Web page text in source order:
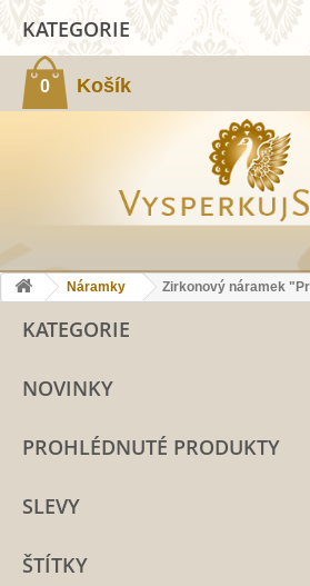
0 Košík
KATEGORIE
Náramky Zirkonový náramek
KATEGORIE
NOVINKY
PROHLÉDNUTÉ PRODUKTY
SLEVY
ŠTÍTKY